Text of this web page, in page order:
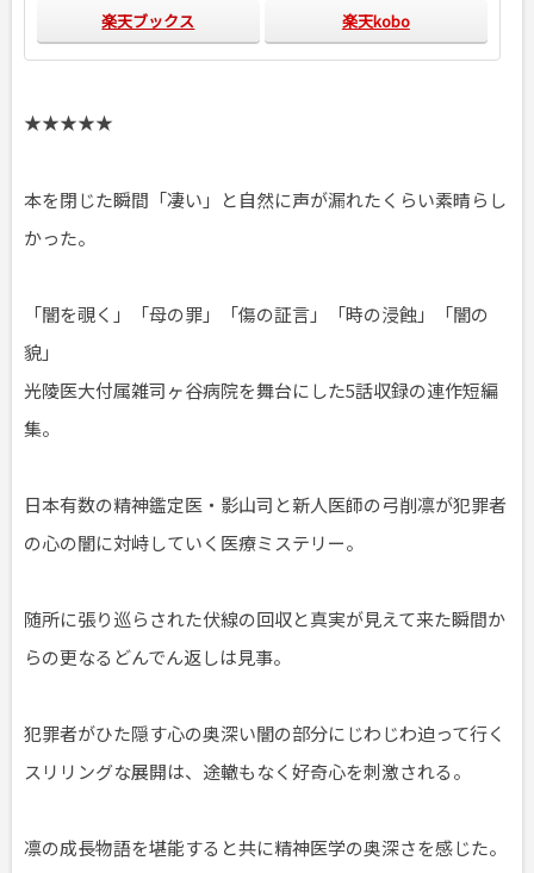
楽天ブックス 楽天kobo
★★★★★
本を閉じた瞬間「凄い」と自然に声が漏れたくらい素晴らし
かった。
「闇を覗く」「母の罪」「傷の証言」「時の浸蝕」「闇の
貌」
光陵医大付属雑司ヶ谷病院を舞台にした5話収録の連作短編
集。
日本有数の精神鑑定医・影山司と新人医師の弓削凛が犯罪者
の心の闇に対峙していく医療ミステリー。
随所に張り巡らされた伏線の回収と真実が見えて来た瞬間か
らの更なるどんでん返しは見事。
犯罪者がひた隠す心の奥深い闇の部分にじわじわ迫って行く
スリリングな展開は、途轍もなく好奇心を刺激される。
凛の成長物語を堪能すると共に精神医学の奥深さを感じた。